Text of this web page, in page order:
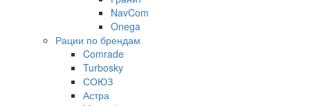
NavCom
Onega
Рации по брендам
Comrade
Turbosky
СОЮЗ
Астра